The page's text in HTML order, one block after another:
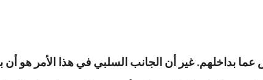
عما بداخلهم. غير أن الجانب السلبي في هذا الأمر هو